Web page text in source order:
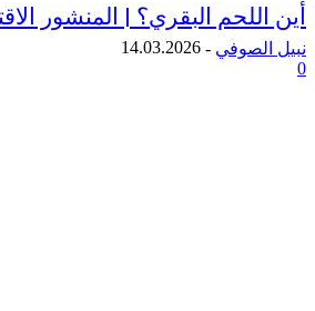
البقري؟ | المنشور الاقتصادي
-
14.03.2026